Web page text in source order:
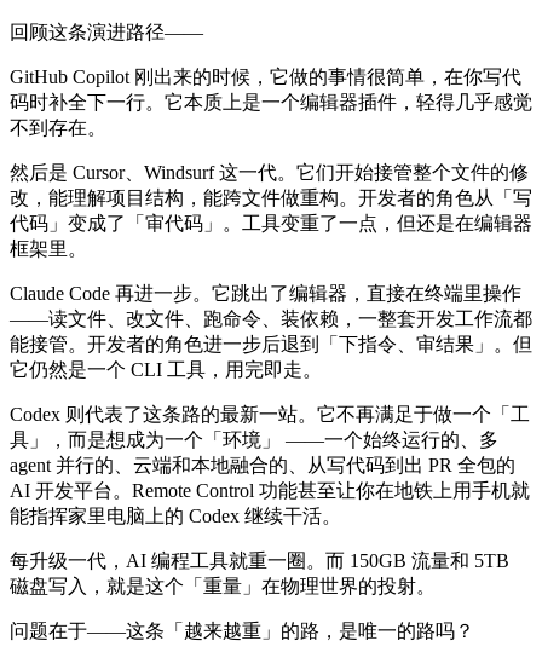
回顾这条演进路径——
GitHub Copilot 刚出来的时候，它做的事情很简单，在你写代
码时补全下一行。它本质上是一个编辑器插件，轻得几乎感觉
不到存在。
然后是 Cursor、Windsurf 这一代。它们开始接管整个文件的修
改，能理解项目结构，能跨文件做重构。开发者的角色从「写
代码」变成了「审代码」。工具变重了一点，但还是在编辑器
框架里。
Claude Code 再进一步。它跳出了编辑器，直接在终端里操作
——读文件、改文件、跑命令、装依赖，一整套开发工作流都
能接管。开发者的角色进一步后退到「下指令、审结果」。但
它仍然是一个 CLI 工具，用完即走。
Codex 则代表了这条路的最新一站。它不再满足于做一个「工
具」，而是想成为一个「环境」 ——一个始终运行的、多
agent 并行的、云端和本地融合的、从写代码到出 PR 全包的
AI 开发平台。Remote Control 功能甚至让你在地铁上用手机就
能指挥家里电脑上的 Codex 继续干活。
每升级一代，AI 编程工具就重一圈。而 150GB 流量和 5TB
磁盘写入，就是这个「重量」在物理世界的投射。
问题在于——这条「越来越重」的路，是唯一的路吗？